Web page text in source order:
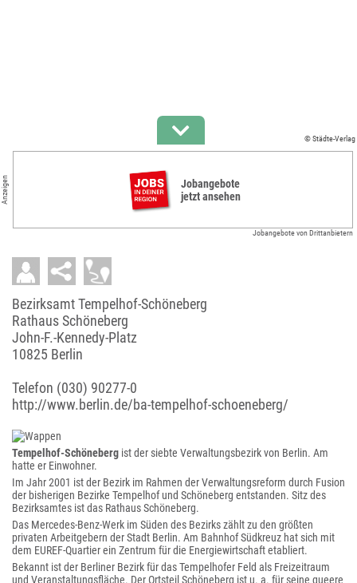
© Städte-Verlag
Anzeigen
Jobangebote
jetzt ansehen
Jobangebote von Drittanbietern
Bezirksamt Tempelhof-Schöneberg
Rathaus Schöneberg
John-F.-Kennedy-Platz
10825 Berlin
Telefon (030) 90277-0
http://www.berlin.de/ba-tempelhof-schoeneberg/
Tempelhof-Schöneberg ist der siebte Verwaltungsbezirk von Berlin. Am
hatte er Einwohner.
Im Jahr 2001 ist der Bezirk im Rahmen der Verwaltungsreform durch Fusion
der bisherigen Bezirke Tempelhof und Schöneberg entstanden. Sitz des
Bezirksamtes ist das Rathaus Schöneberg.
Das Mercedes-Benz-Werk im Süden des Bezirks zählt zu den größten
privaten Arbeitgebern der Stadt Berlin. Am Bahnhof Südkreuz hat sich mit
dem EUREF-Quartier ein Zentrum für die Energiewirtschaft etabliert.
Bekannt ist der Berliner Bezirk für das Tempelhofer Feld als Freizeitraum
und Veranstaltungsfläche. Der Ortsteil Schöneberg ist u. a. für seine queere